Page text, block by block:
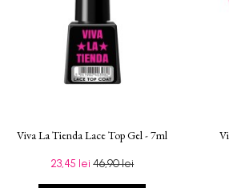
Viva La Tienda Lace Top Gel - 7ml
23,45 lei46,90 lei